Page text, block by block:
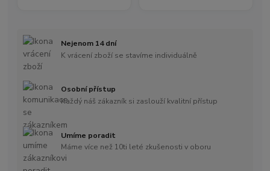
Nejenom 14 dní
K vrácení zboží se stavíme individuálně
Osobní přístup
Každý náš zákazník si zaslouží kvalitní přístup
Umíme poradit
Máme více než 10ti leté zkušenosti v oboru